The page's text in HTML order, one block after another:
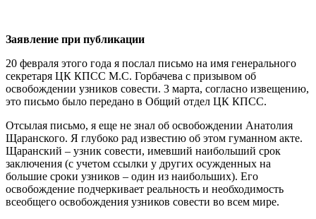
Заявление при публикации
20 февраля этого года я послал письмо на имя генерального
секретаря ЦК КПСС М.С. Горбачева с призывом об
освобождении узников совести. 3 марта, согласно извещению,
это письмо было передано в Общий отдел ЦК КПСС.
Отсылая письмо, я еще не знал об освобождении Анатолия
Щаранского. Я глубоко рад известию об этом гуманном акте.
Щаранский – узник совести, имевший наибольший срок
заключения (с учетом ссылки у других осужденных на
большие сроки узников – один из наибольших). Его
освобождение подчеркивает реальность и необходимость
всеобщего освобождения узников совести во всем мире.